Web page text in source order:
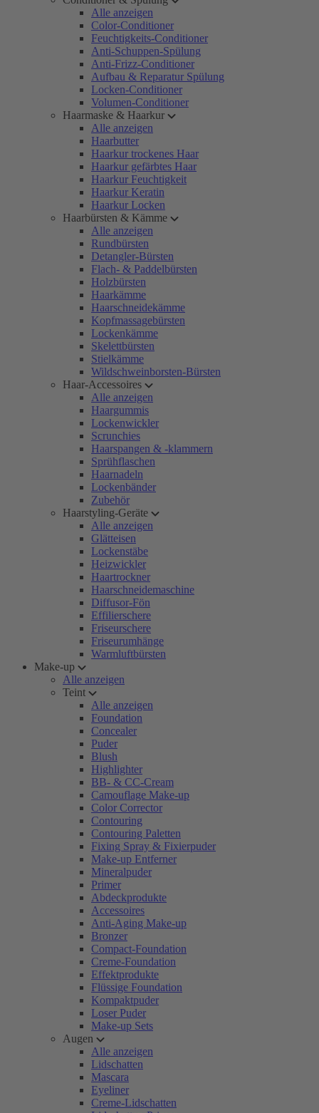
Alle anzeigen
Color-Conditioner
Feuchtigkeits-Conditioner
Anti-Schuppen-Spülung
Anti-Frizz-Conditioner
Aufbau & Reparatur Spülung
Locken-Conditioner
Volumen-Conditioner
Haarmaske & Haarkur
Alle anzeigen
Haarbutter
Haarkur trockenes Haar
Haarkur gefärbtes Haar
Haarkur Feuchtigkeit
Haarkur Keratin
Haarkur Locken
Haarbürsten & Kämme
Alle anzeigen
Rundbürsten
Detangler-Bürsten
Flach- & Paddelbürsten
Holzbürsten
Haarkämme
Haarschneidekämme
Kopfmassagebürsten
Lockenkämme
Skelettbürsten
Stielkämme
Wildschweinborsten-Bürsten
Haar-Accessoires
Alle anzeigen
Haargummis
Lockenwickler
Scrunchies
Haarspangen & -klammern
Sprühflaschen
Haarnadeln
Lockenbänder
Zubehör
Haarstyling-Geräte
Alle anzeigen
Glätteisen
Lockenstäbe
Heizwickler
Haartrockner
Haarschneidemaschine
Diffusor-Fön
Effilierschere
Friseurschere
Friseurumhänge
Warmluftbürsten
Make-up
Alle anzeigen
Teint
Alle anzeigen
Foundation
Concealer
Puder
Blush
Highlighter
BB- & CC-Cream
Camouflage Make-up
Color Corrector
Contouring
Contouring Paletten
Fixing Spray & Fixierpuder
Make-up Entferner
Mineralpuder
Primer
Abdeckprodukte
Accessoires
Anti-Aging Make-up
Bronzer
Compact-Foundation
Creme-Foundation
Effektprodukte
Flüssige Foundation
Kompaktpuder
Loser Puder
Make-up Sets
Augen
Alle anzeigen
Lidschatten
Mascara
Eyeliner
Creme-Lidschatten